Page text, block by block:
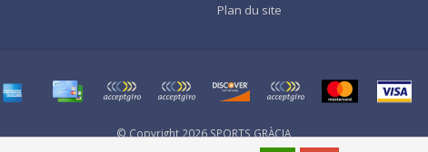
Plan du site
© Copyright 2026 SPORTS GRÀCIA